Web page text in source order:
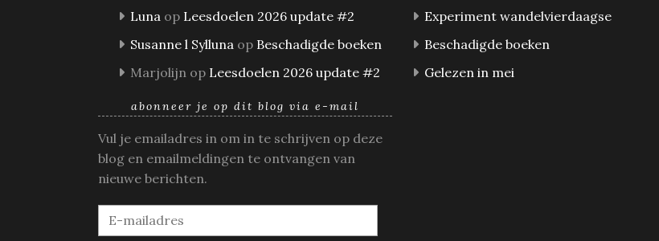
Luna op Leesdoelen 2026 update #2
Susanne l Sylluna op Beschadigde boeken
Marjolijn op Leesdoelen 2026 update #2
Experiment wandelvierdaagse
Beschadigde boeken
Gelezen in mei
abonneer je op dit blog via e-mail
Vul je emailadres in om in te schrijven op deze
blog en emailmeldingen te ontvangen van
nieuwe berichten.
E-
mailadres